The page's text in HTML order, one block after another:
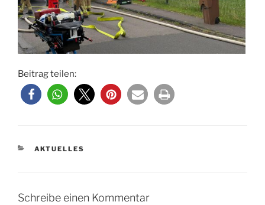
Beitrag teilen:
KATEGORIEN
AKTUELLES
Schreibe einen Kommentar